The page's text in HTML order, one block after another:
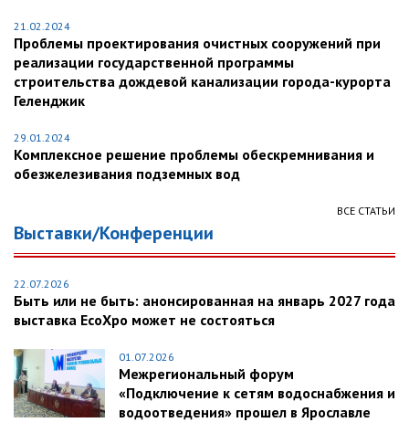
21.02.2024
Проблемы проектирования очистных сооружений при
реализации государственной программы
строительства дождевой канализации города-курорта
Геленджик
29.01.2024
Комплексное решение проблемы обескремнивания и
обезжелезивания подземных вод
ВСЕ СТАТЬИ
Выставки/Конференции
22.07.2026
Быть или не быть: анонсированная на январь 2027 года
выставка EcoXpo может не состояться
01.07.2026
Межрегиональный форум
«Подключение к сетям водоснабжения и
водоотведения» прошел в Ярославле